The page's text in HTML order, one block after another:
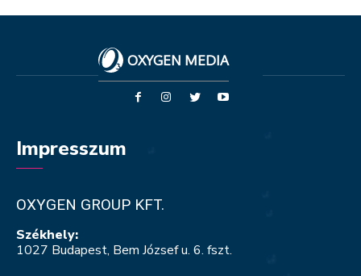
OXYGEN MEDIA
Impresszum
OXYGEN GROUP KFT.
Székhely:
1027 Budapest, Bem József u. 6. fszt.